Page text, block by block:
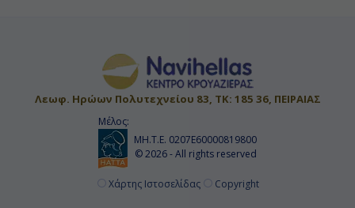
Βενετία, Ιταλία
Αποβίβαση
Λεωφ. Ηρώων Πολυτεχνείου 83, ΤΚ: 185 36, ΠΕΙΡΑΙΑΣ
Μέλος:
ΜΗ.Τ.Ε. 0207Ε60000819800
© 2026 - All rights reserved
Χάρτης Ιστοσελίδας Copyright